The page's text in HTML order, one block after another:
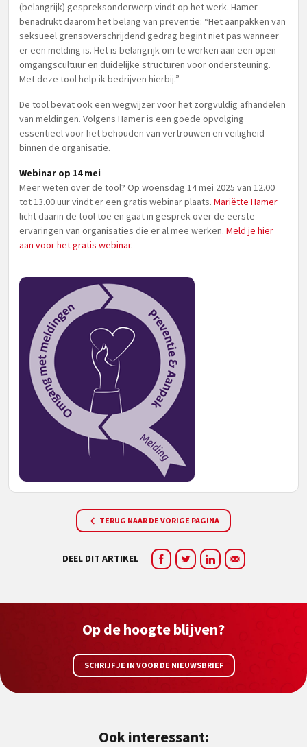
(belangrijk) gespreksonderwerp vindt op het werk. Hamer
benadrukt daarom het belang van preventie: “Het aanpakken van
seksueel grensoverschrijdend gedrag begint niet pas wanneer
er een melding is. Het is belangrijk om te werken aan een open
omgangscultuur en duidelijke structuren voor ondersteuning.
Met deze tool help ik bedrijven hierbij.”
De tool bevat ook een wegwijzer voor het zorgvuldig afhandelen
van meldingen. Volgens Hamer is een goede opvolging
essentieel voor het behouden van vertrouwen en veiligheid
binnen de organisatie.
Webinar op 14 mei
Meer weten over de tool? Op woensdag 14 mei 2025 van 12.00
tot 13.00 uur vindt er een gratis webinar plaats. Mariëtte Hamer
licht daarin de tool toe en gaat in gesprek over de eerste
ervaringen van organisaties die er al mee werken. Meld je hier
aan voor het gratis webinar.
TERUG NAAR DE VORIGE PAGINA
DEEL DIT ARTIKEL
Op de hoogte blijven?
SCHRIJF JE IN VOOR DE NIEUWSBRIEF
Ook interessant: